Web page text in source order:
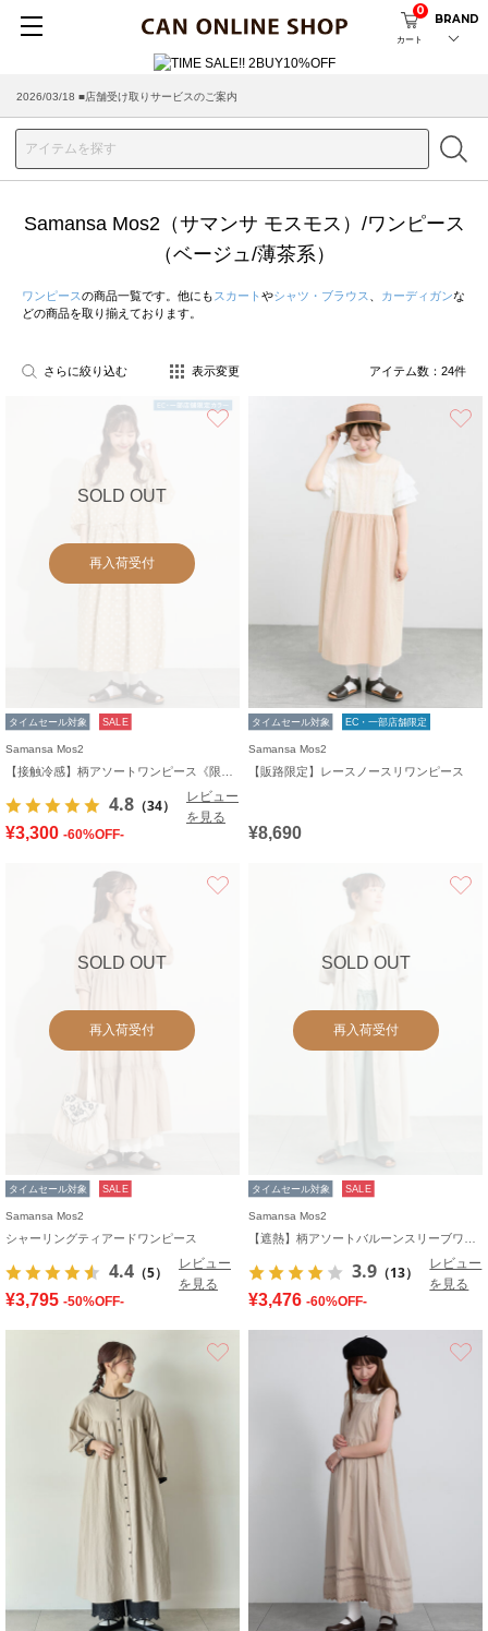
カート
0
BRAND
2026/08/04 ■8/13(木)AM2:00～サイトメンテナンス実施のお知らせ
2026/03/18 ■店舗受け取りサービスのご案内
Samansa Mos2（サマンサ モスモス）/ワンピース
（ベージュ/薄茶系）
ワンピースの商品一覧です。他にも スカート やシャツ・ブラウス カーディガンな
どの商品を取り揃えております。
さらに絞り込む 表示変更 アイテム数： 24件
SOLD OUT
再入荷受付
タイムセール対象 SALE
Samansa Mos2
4.8 （34）
レビュー
を見る
¥3,300 -60%OFF-
タイムセール対象 EC・一部店舗限定
Samansa Mos2
【販路限定】レースノースリワンピース
¥8,690
SOLD OUT
再入荷受付
タイムセール対象 SALE
Samansa Mos2
シャーリングティアードワンピース
4.4 （5）
レビュー
を見る
¥3,795 -50%OFF-
SOLD OUT
再入荷受付
タイムセール対象 SALE
Samansa Mos2
3.9 （13）
レビュー
を見る
¥3,476 -60%OFF-